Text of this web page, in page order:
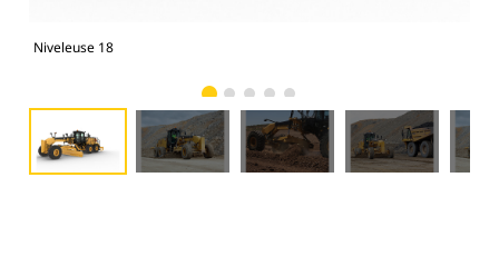
Niveleuse 18